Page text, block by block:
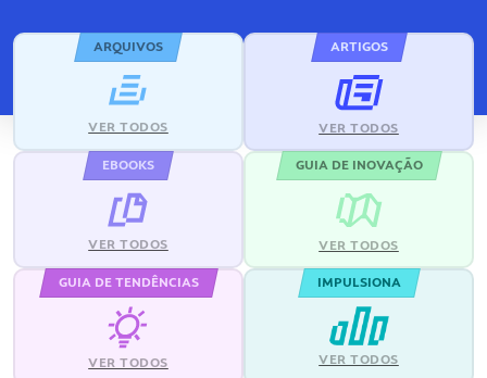
ARQUIVOS
VER TODOS
ARTIGOS
VER TODOS
EBOOKS
VER TODOS
GUIA DE INOVAÇÃO
VER TODOS
GUIA DE TENDÊNCIAS
VER TODOS
IMPULSIONA
VER TODOS